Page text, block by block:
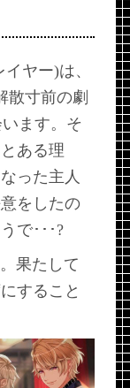
ヤー)は、
散寸前の劇
ます。そ
ある理
った主人
をしたの
で･･･?
果たして
すること